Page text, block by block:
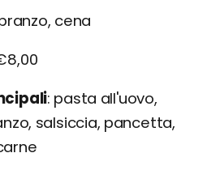
cena
pasta all'uovo,
salsiccia, pancetta,